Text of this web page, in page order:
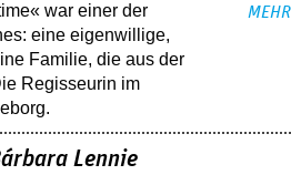
war einer der
eine eigenwillige,
­Familie, die aus der
Regisseurin im
MEHR
Lennie